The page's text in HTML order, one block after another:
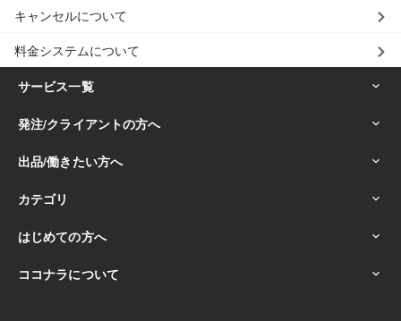
キャンセルについて
料金システムについて